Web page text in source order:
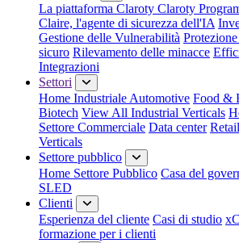
La piattaforma Claroty Claroty
Claire, l'agente di sicurezza dell'IA
Gestione delle Vulnerabilità
sicuro Rilevamento delle minacce
Integrazioni
Settori
Home Industriale Automotive Food &
Biotech View All Industrial Verticals
Settore Commerciale Data center Retail
Verticals
Settore pubblico
Home Settore Pubblico Casa del
SLED
Clienti
Esperienza del cliente Casi di studio
formazione per i clienti